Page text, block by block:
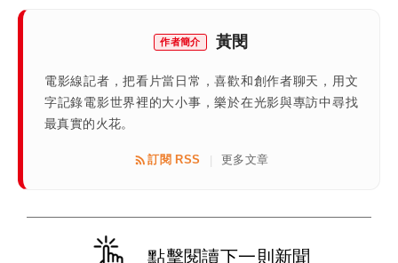
作者簡介 黃閔
電影線記者，把看片當日常，喜歡和創作者聊天，用文
字記錄電影世界裡的大小事，樂於在光影與專訪中尋找
最真實的火花。
訂閱 RSS 更多文章
點擊閱讀下一則新聞